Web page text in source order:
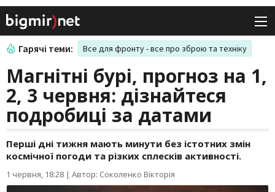
Гарячі теми: Все для фронту - все про зброю та техніку
Магнітні бурі, прогноз на 1,
2, 3 червня: дізнайтеся
подробиці за датами
Перші дні тижня мають минути без істотних змін
космічної погоди та різких сплесків активності.
1 червня, 18:28 | Автор: Соколенко Вікторія